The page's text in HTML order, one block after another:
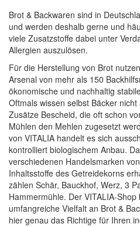
Quickview
Brot & Backwaren sind in
und werden deshalb gerne und
viele Zusatzstoffe dabei unter
Allergien auszulösen.
Für die Herstellung von Brot
Arsenal von mehr als 150
ökonomische und nachhaltig
Oftmals wissen selbst Bäcker
Zusätze Bescheid, die oft schon
Mühlen den Mehlen zugesetzt
von VITALIA handelt es sich
kontrolliert biologischem Anbau.
verschiedenen Handelsmarken
Inhaltsstoffe des Getreidekorns
zählen Schär, Bauckhof, Werz, 3
Hammermühle. Der VITALIA-
umfangreiche Vielfalt an Brot &
hier genau das Richtige für Ihren